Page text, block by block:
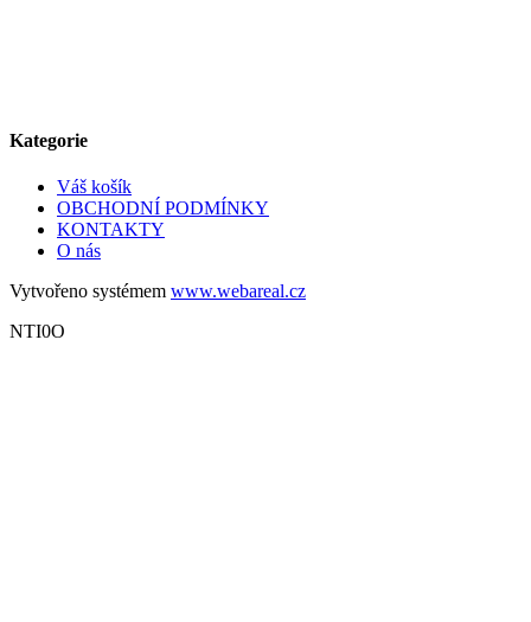
Kategorie
Váš košík
OBCHODNÍ PODMÍNKY
KONTAKTY
O nás
Vytvořeno systémem www.webareal.cz
NTI0O